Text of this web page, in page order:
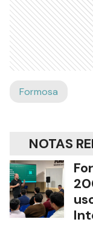
Formosa
NOTAS